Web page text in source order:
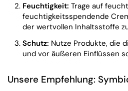
Feuchtigkeit: Trage auf
feuchtigkeitsspendende
der wertvollen Inhaltsstoffe
Schutz: Nutze Produkte, die
und vor äußeren Einflüssen
Unsere Empfehlung: